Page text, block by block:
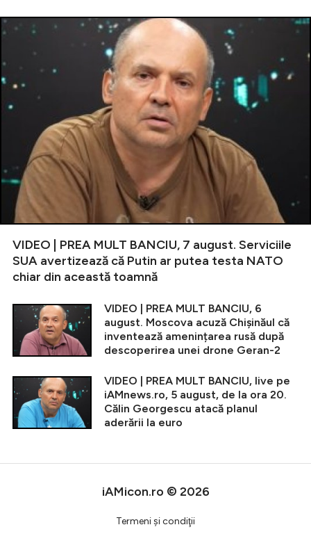
VIDEO | PREA MULT BANCIU, 7 august. Serviciile
SUA avertizează că Putin ar putea testa NATO
chiar din această toamnă
VIDEO | PREA MULT BANCIU, 6
august. Moscova acuză Chișinăul că
inventează amenințarea rusă după
descoperirea unei drone Geran-2
VIDEO | PREA MULT BANCIU, live pe
iAMnews.ro, 5 august, de la ora 20.
Călin Georgescu atacă planul
aderării la euro
iAMicon.ro © 2026
Termeni şi condiţii